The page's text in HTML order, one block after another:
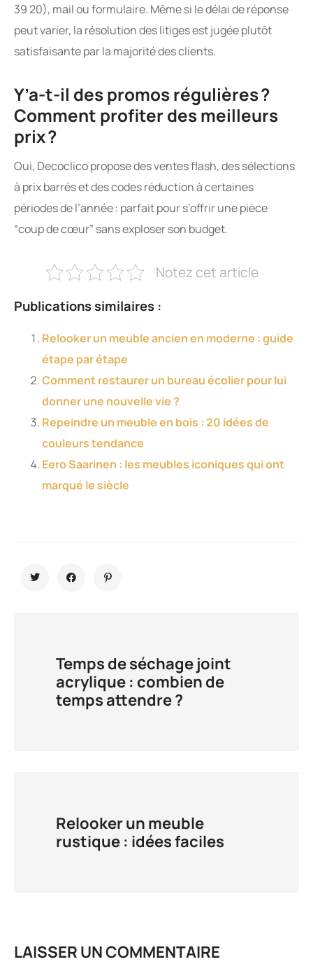
39 20), mail ou formulaire. Même si le délai de réponse
peut varier, la résolution des litiges est jugée plutôt
satisfaisante par la majorité des clients.
Y’a-t-il des promos régulières ?
Comment profiter des meilleurs
prix ?
Oui, Decoclico propose des ventes flash, des sélections
à prix barrés et des codes réduction à certaines
périodes de l’année : parfait pour s’offrir une pièce
“coup de cœur” sans exploser son budget.
Notez cet article
Publications similaires :
Relooker un meuble ancien en moderne : guide
étape par étape
Comment restaurer un bureau écolier pour lui
donner une nouvelle vie ?
Repeindre un meuble en bois : 20 idées de
couleurs tendance
Eero Saarinen : les meubles iconiques qui ont
marqué le siècle
Temps de séchage joint
acrylique : combien de
temps attendre ?
Relooker un meuble
rustique : idées faciles
LAISSER UN COMMENTAIRE